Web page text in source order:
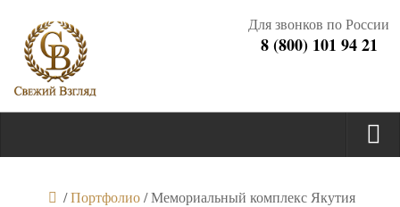
Для звонков по России
8 (800) 101 94 21
/Портфолио /Мемориальный комплекс Якутия